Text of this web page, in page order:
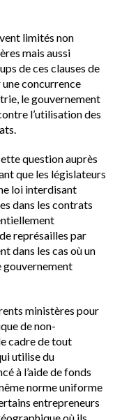
limités non
mais aussi
de ces clauses de
une concurrence
le gouvernement
l’utilisation des
question auprès
que les législateurs
loi interdisant
dans les contrats
représailles par
dans les cas où un
ministères pour
de non-
cadre de tout
utilise du
à l’aide de fonds
norme uniforme
entrepreneurs
où ils